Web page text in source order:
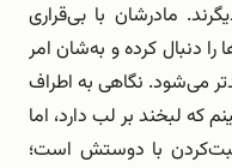
مادرشان با بی‌قراری
دنبال کرده و به‌شان امر
می‌شود. نگاهی به اطراف
که لبخند بر لب دارد، اما
با دوستش است؛